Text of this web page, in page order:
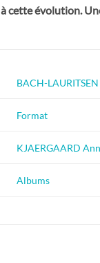
cette évolution.
BACH-
Format
KJAERGAARD
Albums